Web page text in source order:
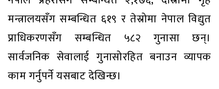
मन्त्रालयसँग सम्बन्धित ६१९ र तेस्रोमा नेपाल विद्युत
प्राधिकरणसँग सम्बन्धित ५८२ गुनासा छन्।
सार्वजनिक सेवालाई गुनासोरहित बनाउन व्यापक
काम गर्नुपर्ने यसबाट देखिन्छ।